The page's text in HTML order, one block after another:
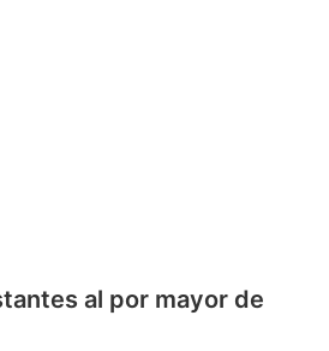
al por mayor de